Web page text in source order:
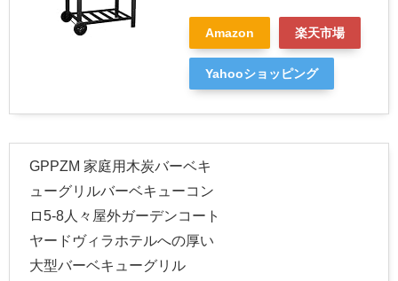
Amazon 楽天市場
Yahooショッピング
GPPZM 家庭用木炭バーベキ
ューグリルバーベキューコン
ロ5-8人々屋外ガーデンコート
ヤードヴィラホテルへの厚い
大型バーベキューグリル